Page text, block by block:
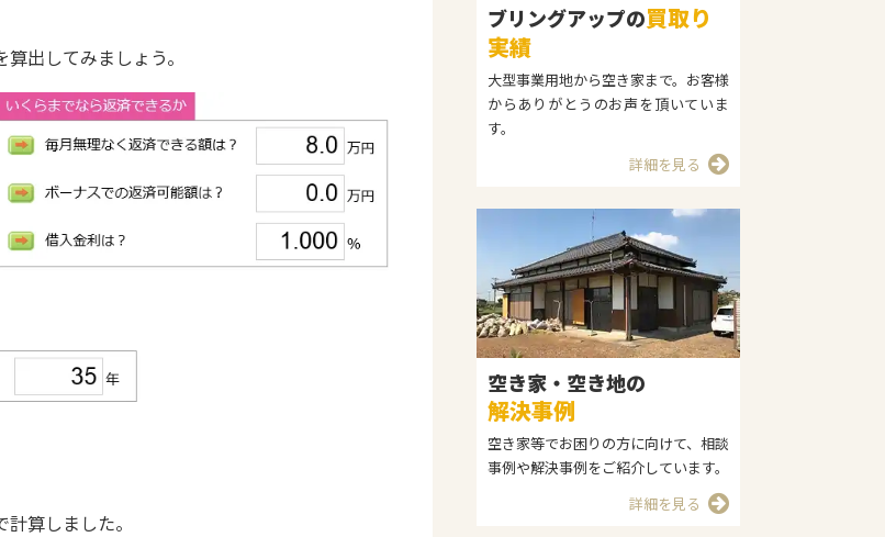
出してみましょう。
算しました。
ブリングアップの買取り
実績
大型事業用地から空き家まで。お客様
からありがとうのお声を頂いていま
す。
詳細を見る
空き家・空き地の
解決事例
空き家等でお困りの方に向けて、相談
事例や解決事例をご紹介しています。
詳細を見る